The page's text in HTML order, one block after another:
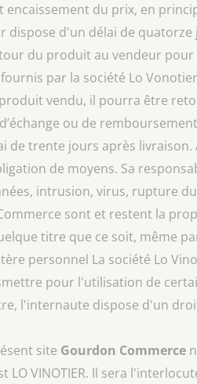
du prix, en
dispose d'un délai de
du produit au vendeur
par la société Lo
vendu, il pourra être
ou de
de trente jours après
de moyens. Sa
intrusion, virus, rupture
sont et restent la
titre que ce soit, même
personnel La société Lo
pour l'utilisation de
l'internaute dispose d'un
site Gourdon Commerce
LO VINOTIER. Il sera